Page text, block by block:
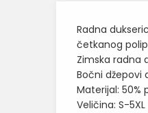
Radna
četkanog
Zimska radna
Bočni džepovi
Materijal: 50%
Veličina: S-5XL